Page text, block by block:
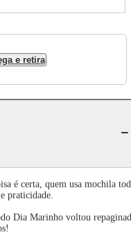
e retira
é certa, quem usa mochila
praticidade.
Dia Marinho voltou